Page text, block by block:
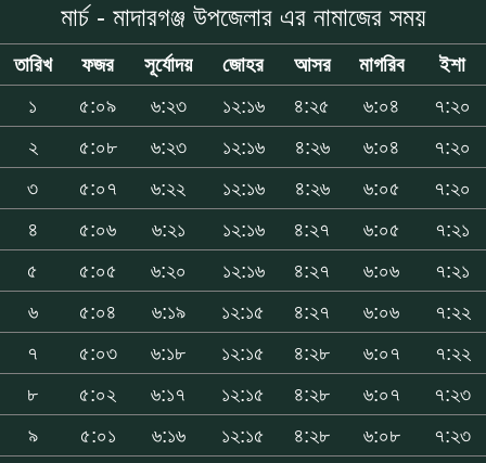
মার্চ - মাদারগঞ্জ উপজেলার এর নামাজের সময়
তারিখ ফজর সূর্যোদয় জোহর আসর মাগরিব
ইশা
১
৫:০৯ ৬:২৩ ১২:১৬ ৪:২৫ ৬:০৪
৭:২০
২
৫:০৮ ৬:২৩ ১২:১৬ ৪:২৬ ৬:০৪
৭:২০
৩
৫:০৭ ৬:২২ ১২:১৬ ৪:২৬ ৬:০৫
৭:২০
৪
৫:০৬ ৬:২১ ১২:১৬ ৪:২৭ ৬:০৫
৭:২১
৫
৫:০৫ ৬:২০ ১২:১৬ ৪:২৭ ৬:০৬
৭:২১
৬
৫:০৪ ৬:১৯ ১২:১৫ ৪:২৭ ৬:০৬
৭:২২
৭
৫:০৩ ৬:১৮ ১২:১৫ ৪:২৮ ৬:০৭
৭:২২
৮
৫:০২ ৬:১৭ ১২:১৫ ৪:২৮ ৬:০৭
৭:২৩
৯
৫:০১ ৬:১৬ ১২:১৫ ৪:২৮ ৬:০৮
৭:২৩